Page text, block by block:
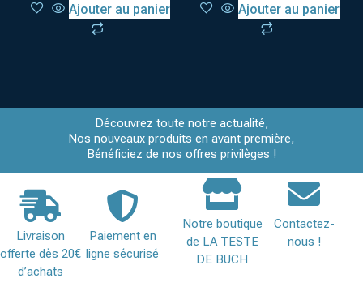
Ajouter au panier Ajouter au panier
Découvrez toute notre actualité,
Nos nouveaux produits en avant première,
Bénéficiez de nos offres privilèges !
Livraison
offerte dès 20€
d’achats
Paiement en
ligne sécurisé
Notre boutique
de LA TESTE
DE BUCH
Contactez-
nous !